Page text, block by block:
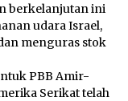
berkelanjutan ini
udara Israel,
menguras stok
PBB Amir-
Serikat telah